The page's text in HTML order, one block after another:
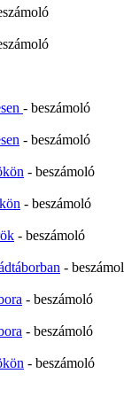
- beszámoló
- beszámoló
- beszámoló
- beszámoló
- beszámoló
-
- beszámoló
- beszámoló
- beszámoló